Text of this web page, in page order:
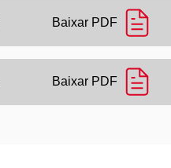
Baixar PDF
Baixar PDF